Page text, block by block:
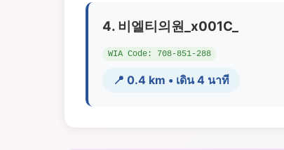
4. 비엘티의원_x001C_
WIA Code: 708-851-288
📍 0.4 km • เดิน 4 นาที